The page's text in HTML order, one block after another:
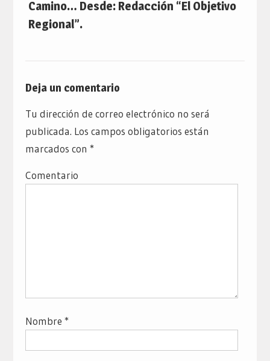
Camino… Desde: Redacción “El Objetivo
Regional”.
Deja un comentario
Tu dirección de correo electrónico no será
publicada. Los campos obligatorios están
marcados con *
Comentario
Nombre *